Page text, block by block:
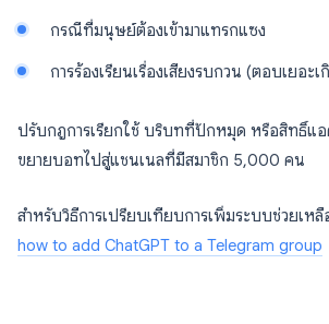
กรณีที่มนุษย์ต้องเข้ามาแทรกแซง
การร้องเรียนเรื่องเสียงรบกวน (ตอบเยอะเ
ปรับกฎการเรียกใช้ บริบทที่ปักหมุด หรือสิทธิ์
ขยายบอทไปสู่แชนเนลที่มีสมาชิก 5,000 คน
สำหรับวิธีการเปรียบเทียบการเพิ่มระบบช่วยเห
how to add ChatGPT to a Telegram group